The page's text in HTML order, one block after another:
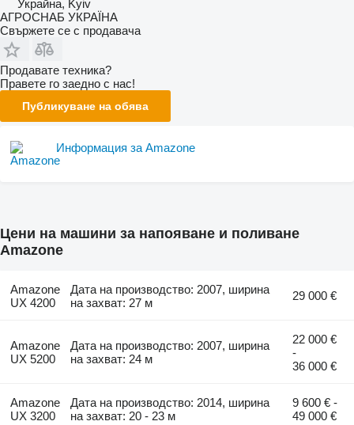
Украйна, Kyiv
АГРОСНАБ УКРАЇНА
Свържете се с продавача
Продавате техника?
Правете го заедно с нас!
Публикуване на обява
Информация за Amazone
Цени на машини за напояване и поливане
Amazone
Amazone
UX 4200
Дата на производство: 2007, ширина
на захват: 27 м
29 000 €
Amazone
UX 5200
Дата на производство: 2007, ширина
на захват: 24 м
22 000 €
-
36 000 €
Amazone
UX 3200
Дата на производство: 2014, ширина
на захват: 20 - 23 м
9 600 € -
49 000 €